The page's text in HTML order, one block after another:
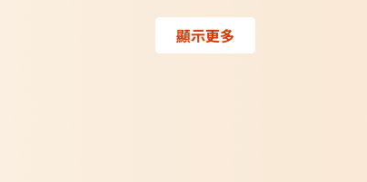
顯示更多